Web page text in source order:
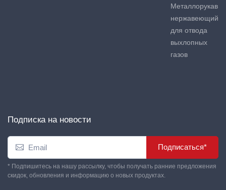
Металлорукав
нержавеющий
для отвода
выхлопных
газов
Подписка на новости
Подписаться*
* Подпишитесь на нашу рассылку, чтобы получать ранние предложения
скидок, обновления и информацию о новых продуктах.